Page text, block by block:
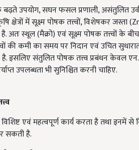
उपयोग, सघन फसल प्रणाली, असंतुलित
क्षेत्रों में सूक्ष्म पोषक तत्त्वों, विशेषकर जस्ता
स्थूल (मैक्रो) एवं सूक्ष्म पोषक तत्त्वों के
की कमी का समय पर निदान एवं उचित
इसलिए संतुलित पोषक तत्त्व प्रबंधन केवल
उपलब्धता भी सुनिश्चित करनी चाहिए.
विशिष्ट एवं महत्वपूर्ण कार्य करता है तथा
सकती है.